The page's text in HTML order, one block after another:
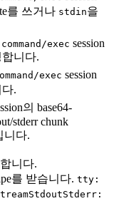
를 쓰거나 stdin을
command/exec session
니다.
exec session
.
의 base64-
stderr chunk
니다.
니다.
를 받습니다. tty: